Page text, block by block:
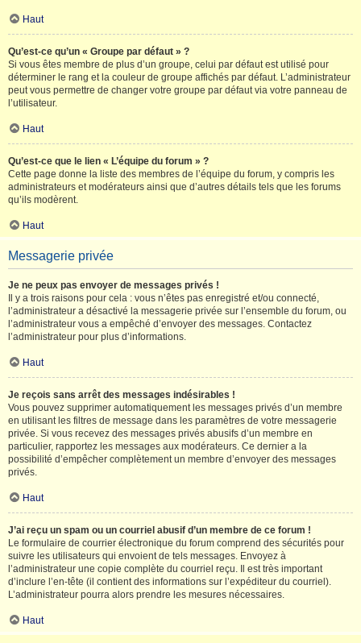
Haut
Qu’est-ce qu’un « Groupe par défaut » ?
Si vous êtes membre de plus d’un groupe, celui par défaut est utilisé pour
déterminer le rang et la couleur de groupe affichés par défaut. L’administrateur
peut vous permettre de changer votre groupe par défaut via votre panneau de
l’utilisateur.
Haut
Qu’est-ce que le lien « L’équipe du forum » ?
Cette page donne la liste des membres de l’équipe du forum, y compris les
administrateurs et modérateurs ainsi que d’autres détails tels que les forums
qu’ils modèrent.
Haut
Messagerie privée
Je ne peux pas envoyer de messages privés !
Il y a trois raisons pour cela : vous n’êtes pas enregistré et/ou connecté,
l’administrateur a désactivé la messagerie privée sur l’ensemble du forum, ou
l’administrateur vous a empêché d’envoyer des messages. Contactez
l’administrateur pour plus d’informations.
Haut
Je reçois sans arrêt des messages indésirables !
Vous pouvez supprimer automatiquement les messages privés d’un membre
en utilisant les filtres de message dans les paramètres de votre messagerie
privée. Si vous recevez des messages privés abusifs d’un membre en
particulier, rapportez les messages aux modérateurs. Ce dernier a la
possibilité d’empêcher complètement un membre d’envoyer des messages
privés.
Haut
J’ai reçu un spam ou un courriel abusif d’un membre de ce forum !
Le formulaire de courrier électronique du forum comprend des sécurités pour
suivre les utilisateurs qui envoient de tels messages. Envoyez à
l’administrateur une copie complète du courriel reçu. Il est très important
d’inclure l’en-tête (il contient des informations sur l’expéditeur du courriel).
L’administrateur pourra alors prendre les mesures nécessaires.
Haut